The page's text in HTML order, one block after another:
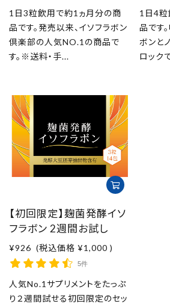
1日3粒飲用で約1ヵ月分の商
品です。発売以来、イソフラボン
倶楽部の人気NO.1の商品で
す。※送料・手...
1日4粒
品です
ボンと
ロック
【初回限定】麹菌発酵イソ
フラボン 2週間お試し
¥926 (税込価格 ¥1,000 )
5件
人気No.1サプリメントをたっぷ
り２週間試せる初回限定のセッ